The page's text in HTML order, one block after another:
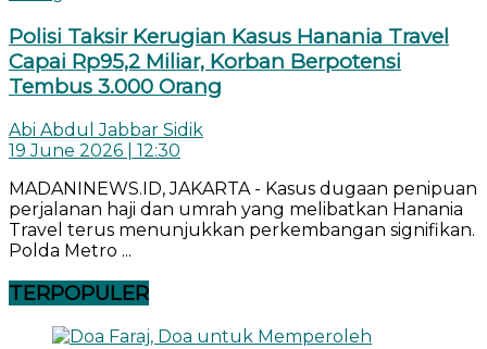
Polisi Taksir Kerugian Kasus Hanania Travel
Capai Rp95,2 Miliar, Korban Berpotensi
Tembus 3.000 Orang
Abi Abdul Jabbar Sidik
19 June 2026 | 12:30
MADANINEWS.ID, JAKARTA - Kasus dugaan penipuan
perjalanan haji dan umrah yang melibatkan Hanania
Travel terus menunjukkan perkembangan signifikan.
Polda Metro ...
TERPOPULER